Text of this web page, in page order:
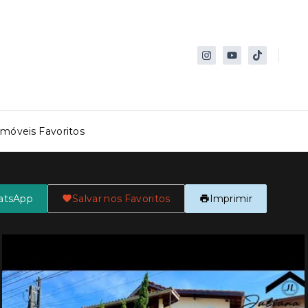
Favoritos
Salvar nos Favoritos Imprimir